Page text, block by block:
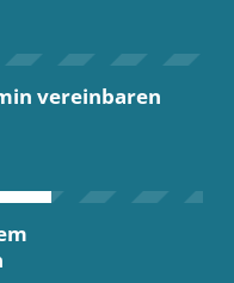
vereinbaren